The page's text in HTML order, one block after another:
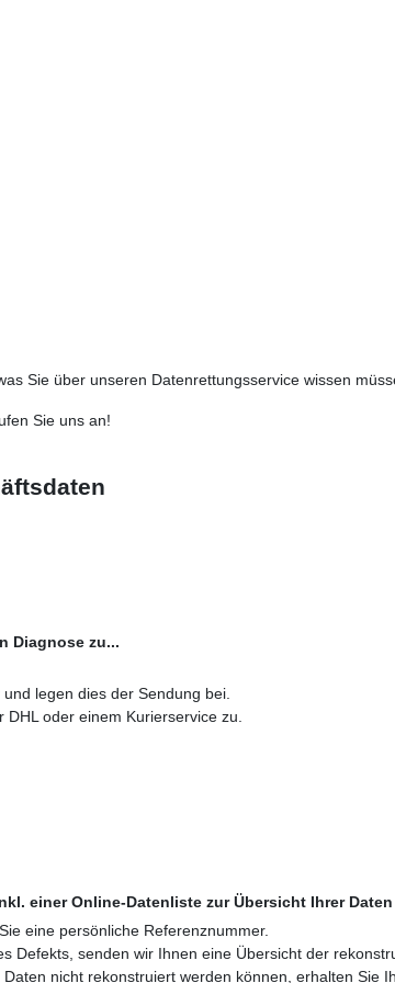
Sie über unseren Datenrettungsservice wissen
Sie uns an!
Diagnose zu...
legen dies der Sendung bei.
oder einem Kurierservice zu.
einer Online-Datenliste zur Übersicht Ihrer Daten
eine persönliche Referenznummer.
Defekts, senden wir Ihnen eine Übersicht der
nicht rekonstruiert werden können, erhalten Sie